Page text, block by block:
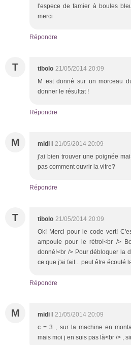
l'espece de famier à boules
merci
Répondre
T tibolo 21/05/2014 20:09
M est donné sur un morceau
donner le résultat !
Répondre
M midi l 21/05/2014 20:09
j'ai bien trouver une poignée
pas comment ouvrir la vitre?
Répondre
T tibolo 21/05/2014 20:09
Ok! Merci pour le code vert!
ampoule pour le rétro!<br />
donné!<br /> Pour débloquer la
ce que j'ai fait... peut être écouté
Répondre
M midi l 21/05/2014 20:09
c = 3 , sur la machine en
mais moi j en suis pas là<br /> ,